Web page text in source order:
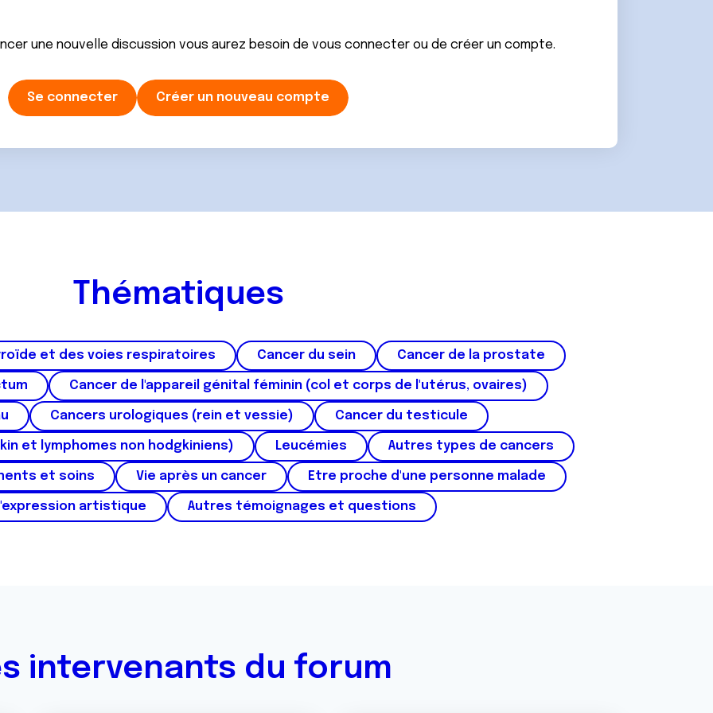
une nouvelle discussion vous aurez besoin de vous connecter ou de créer un compte.
Se connecter Créer un nouveau compte
Thématiques
et des voies respiratoires Cancer du sein Cancer de la prostate
Cancer de l'appareil génital féminin (col et corps de l'utérus, ovaires)
Cancers urologiques (rein et vessie) Cancer du testicule
et lymphomes non hodgkiniens) Leucémies Autres types de cancers
et soins Vie après un cancer Etre proche d'une personne malade
artistique Autres témoignages et questions
intervenants du forum